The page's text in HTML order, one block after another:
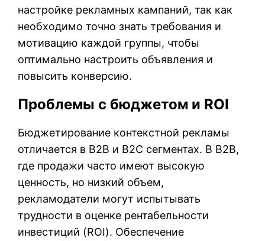
настройке рекламных кампаний, так как
необходимо точно знать требования и
мотивацию каждой группы, чтобы
оптимально настроить объявления и
повысить конверсию.
Проблемы с бюджетом и ROI
Бюджетирование контекстной рекламы
отличается в B2B и B2C сегментах. В B2B,
где продажи часто имеют высокую
ценность, но низкий объем,
рекламодатели могут испытывать
трудности в оценке рентабельности
инвестиций (ROI). Обеспечение